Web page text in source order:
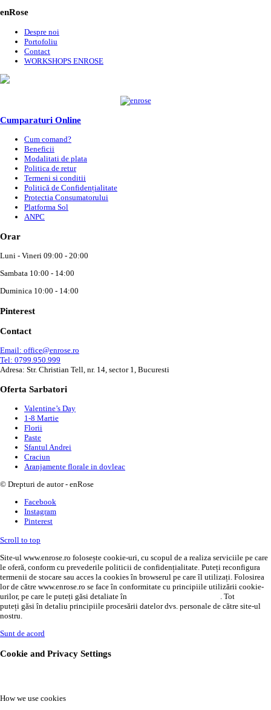
enRose
Despre noi
Portofoliu
Contact
WORKSHOPS ENROSE
Cumparaturi Online
Cum comand?
Beneficii
Modalitati de plata
Politica de retur
Termeni si conditii
Politică de Confidențialitate
Protectia Consumatorului
Platforma Sol
ANPC
Orar
Luni - Vineri 09:00 - 20:00
Sambata 10:00 - 14:00
Duminica 10:00 - 14:00
Pinterest
Contact
Email: office@enrose.ro
Tel: 0799.950.999
Adresa: Str. Christian Tell, nr. 14, sector 1, Bucuresti
Oferta Sarbatori
Valentine’s Day
1-8 Martie
Florii
Paste
Sfantul Andrei
Craciun
Aranjamente florale in dovleac
© Drepturi de autor - enRose
Facebook
Instagram
Pinterest
Scroll to top
Site-ul www.enrose.ro folosește cookie-uri, cu scopul de a realiza serviciile pe care
le oferă, conform cu prevederile politicii de confidențialitate. Puteți reconfigura
termenii de stocare sau acces la cookies în browserul pe care îl utilizați. Folosirea
lor de către www.enrose.ro se face în conformitate cu principiile utilizării cookie-
urilor, pe care le puteți găsi detaliate în
. Tot
puteți găsi în detaliu principiile procesării datelor dvs. personale de către site-ul
nostru.
Sunt de acord
Cookie and Privacy Settings
How we use cookies